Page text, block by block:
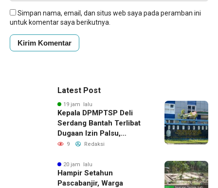
Simpan nama, email, dan situs web saya pada peramban ini
untuk komentar saya berikutnya.
Latest Post
19 jam lalu
Kepala DPMPTSP Deli
Serdang Bantah Terlibat
Dugaan Izin Palsu,
Tegaskan Proses
Jalur Resmi
9 Redaksi
20 jam lalu
Hampir Setahun
Pascabanjir, Warga